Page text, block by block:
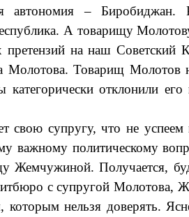
автономия – Биробиджан.
А товарищу
претензий на наш
Молотова. Товарищ Молотов
отклонили его
свою супругу, что не
политическому
Жемчужиной. Получается,
с супругой Молотова,
нельзя доверять.